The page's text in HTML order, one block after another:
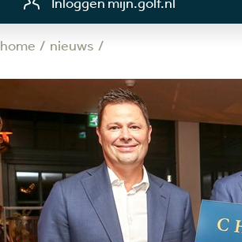
home nieuws